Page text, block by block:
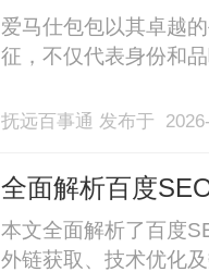
爱马仕包包以其卓越
征，不仅代表身份和
抚远百事通 发布于
全面解析百度
本文全面解析了百度
外链获取、技术优化